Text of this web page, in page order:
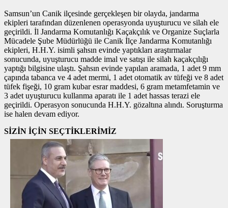
Samsun’un Canik ilçesinde gerçekleşen bir olayda, jandarma
ekipleri tarafından düzenlenen operasyonda uyuşturucu ve silah ele
geçirildi. İl Jandarma Komutanlığı Kaçakçılık ve Organize Suçlarla
Mücadele Şube Müdürlüğü ile Canik İlçe Jandarma Komutanlığı
ekipleri, H.H.Y. isimli şahsın evinde yaptıkları araştırmalar
sonucunda, uyuşturucu madde imal ve satışı ile silah kaçakçılığı
yaptığı bilgisine ulaştı. Şahsın evinde yapılan aramada, 1 adet 9 mm
çapında tabanca ve 4 adet mermi, 1 adet otomatik av tüfeği ve 8 adet
tüfek fişeği, 10 gram kubar esrar maddesi, 6 gram metamfetamin ve
3 adet uyuşturucu kullanma aparatı ile 1 adet hassas terazi ele
geçirildi. Operasyon sonucunda H.H.Y. gözaltına alındı. Soruşturma
ise halen devam ediyor.
SİZİN İÇİN SEÇTİKLERİMİZ